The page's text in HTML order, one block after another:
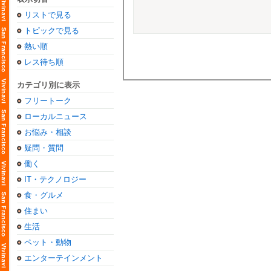
リストで見る
トピックで見る
熱い順
レス待ち順
カテゴリ別に表示
フリートーク
ローカルニュース
お悩み・相談
疑問・質問
働く
IT・テクノロジー
食・グルメ
住まい
生活
ペット・動物
エンターテインメント